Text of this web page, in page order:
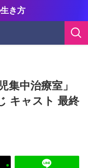
き方
集中治療室」
キャスト 最終